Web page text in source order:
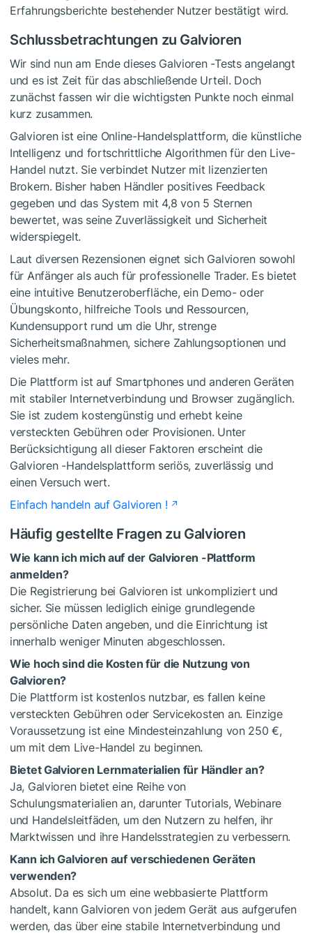
Erfahrungsberichte bestehender Nutzer bestätigt wird.
Schlussbetrachtungen zu Galvioren
Wir sind nun am Ende dieses Galvioren -Tests angelangt
und es ist Zeit für das abschließende Urteil. Doch
zunächst fassen wir die wichtigsten Punkte noch einmal
kurz zusammen.
Galvioren ist eine Online-Handelsplattform, die künstliche
Intelligenz und fortschrittliche Algorithmen für den Live-
Handel nutzt. Sie verbindet Nutzer mit lizenzierten
Brokern. Bisher haben Händler positives Feedback
gegeben und das System mit 4,8 von 5 Sternen
bewertet, was seine Zuverlässigkeit und Sicherheit
widerspiegelt.
Laut diversen Rezensionen eignet sich Galvioren sowohl
für Anfänger als auch für professionelle Trader. Es bietet
eine intuitive Benutzeroberfläche, ein Demo- oder
Übungskonto, hilfreiche Tools und Ressourcen,
Kundensupport rund um die Uhr, strenge
Sicherheitsmaßnahmen, sichere Zahlungsoptionen und
vieles mehr.
Die Plattform ist auf Smartphones und anderen Geräten
mit stabiler Internetverbindung und Browser zugänglich.
Sie ist zudem kostengünstig und erhebt keine
versteckten Gebühren oder Provisionen. Unter
Berücksichtigung all dieser Faktoren erscheint die
Galvioren -Handelsplattform seriös, zuverlässig und
einen Versuch wert.
Einfach handeln auf Galvioren !
Häufig gestellte Fragen zu Galvioren
Wie kann ich mich auf der Galvioren -Plattform
anmelden?
Die Registrierung bei Galvioren ist unkompliziert und
sicher. Sie müssen lediglich einige grundlegende
persönliche Daten angeben, und die Einrichtung ist
innerhalb weniger Minuten abgeschlossen.
Wie hoch sind die Kosten für die Nutzung von
Galvioren?
Die Plattform ist kostenlos nutzbar, es fallen keine
versteckten Gebühren oder Servicekosten an. Einzige
Voraussetzung ist eine Mindesteinzahlung von 250 €,
um mit dem Live-Handel zu beginnen.
Bietet Galvioren Lernmaterialien für Händler an?
Ja, Galvioren bietet eine Reihe von
Schulungsmaterialien an, darunter Tutorials, Webinare
und Handelsleitfäden, um den Nutzern zu helfen, ihr
Marktwissen und ihre Handelsstrategien zu verbessern.
Kann ich Galvioren auf verschiedenen Geräten
verwenden?
Absolut. Da es sich um eine webbasierte Plattform
handelt, kann Galvioren von jedem Gerät aus aufgerufen
werden, das über eine stabile Internetverbindung und